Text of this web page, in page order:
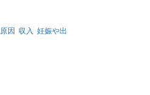
原因 収入 妊娠や出